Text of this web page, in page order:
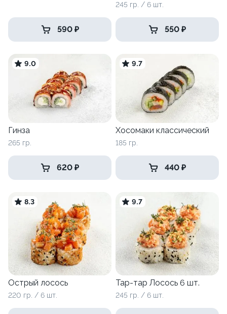
590 ₽
245 гр. / 6 шт.
550 ₽
9.0
Гинза
265 гр.
620 ₽
9.7
Хосомаки классический
185 гр.
440 ₽
8.3
Острый лосось
220 гр. / 6 шт.
9.7
Тар-тар Лосось 6 шт.
245 гр. / 6 шт.